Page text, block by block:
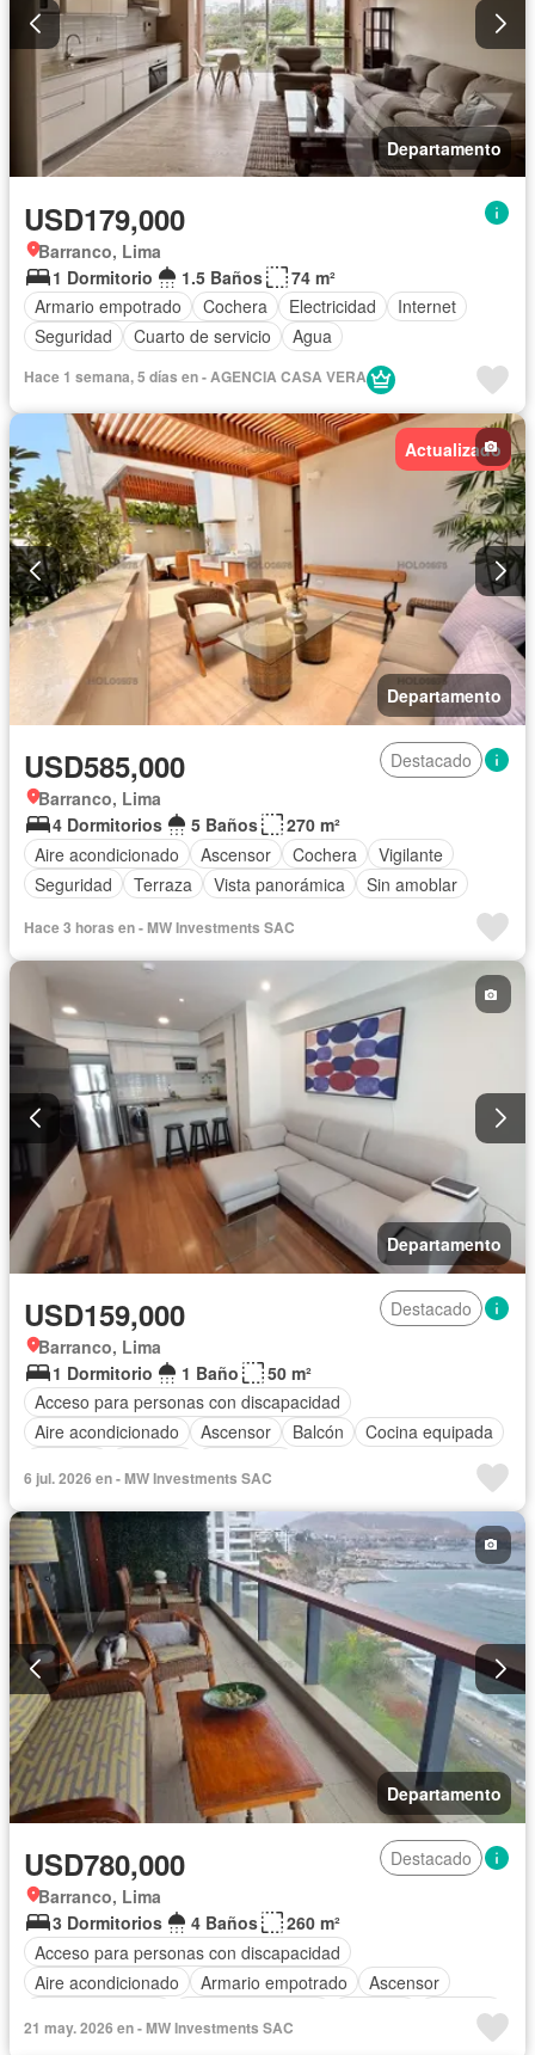
Departamento
USD179,000
Barranco, Lima
1 Dormitorio
1.5 Baños
74 m²
Armario empotrado
Cochera Electricidad
Internet
Seguridad
Cuarto de servicio Agua
Hace 1 semana, 5 días en - AGENCIA CASA VERA
Actualizado
Departamento
USD585,000
Destacado
Barranco, Lima
4 Dormitorios
5 Baños
270 m²
Aire acondicionado
Ascensor Cochera
Vigilante
Seguridad
Terraza Vista panorámica Sin amoblar
Hace 3 horas en - MW Investments SAC
Departamento
USD159,000
Destacado
Barranco, Lima
1 Dormitorio
1 Baño
50 m²
Acceso para personas con discapacidad
Aire acondicionado
Ascensor Balcón
Cocina equipada
Completamente amoblado
6 jul. 2026 en - MW Investments SAC
Departamento
USD780,000
Destacado
Barranco, Lima
3 Dormitorios
4 Baños
260 m²
Acceso para personas con discapacidad
Aire acondicionado
Armario empotrado
Ascensor
Vigilante
Seguridad
Terraza Vista panorámica
21 may. 2026 en - MW Investments SAC